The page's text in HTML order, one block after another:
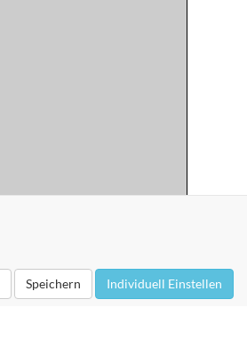
Speichern Individuell Einstellen